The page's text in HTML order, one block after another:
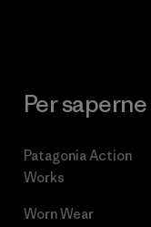
Per saperne
Patagonia Action
Works
Worn Wear